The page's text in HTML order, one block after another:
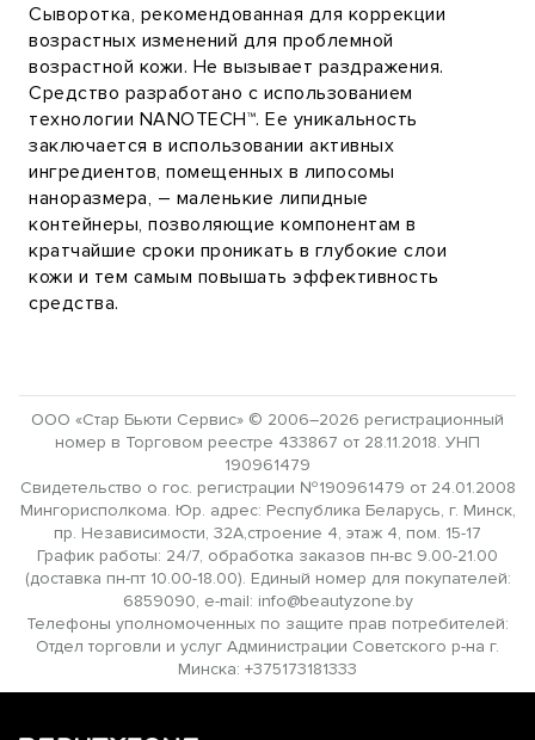
Сыворотка, рекомендованная для коррекции
возрастных изменений для проблемной
возрастной кожи. Не вызывает раздражения.
Средство разработано с использованием
технологии NANOTECH™. Ее уникальность
заключается в использовании активных
ингредиентов, помещенных в липосомы
наноразмера, – маленькие липидные
контейнеры, позволяющие компонентам в
кратчайшие сроки проникать в глубокие слои
кожи и тем самым повышать эффективность
средства.
ООО «Стар Бьюти Сервис» © 2006–2026 регистрационный
номер в Торговом реестре 433867 от 28.11.2018. УНП
190961479
Свидетельство о гос. регистрации №190961479 от 24.01.2008
Мингорисполкома. Юр. адрес: Республика Беларусь, г. Минск,
пр. Независимости, 32А,строение 4, этаж 4, пом. 15-17
График работы: 24/7, обработка заказов пн-вс 9.00-21.00
(доставка пн-пт 10.00-18.00). Единый номер для покупателей:
6859090, e-mail: info@beautyzone.by
Телефоны уполномоченных по защите прав потребителей:
Отдел торговли и услуг Администрации Советского р-на г.
Минска: +375173181333